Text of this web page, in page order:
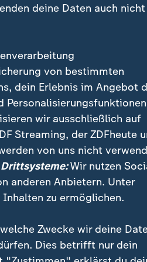
pro-kurdischen Partei HDP
Parteichefs
Ermittlungen erfolgt
deine Daten auch nicht
von bestimmten
dein Erlebnis im Angebot
Personalisierungsfunktionen
wir ausschließlich auf
Streaming, der ZDFheute
von uns nicht
Drittsysteme:Wir nutzen
anderen Anbietern. Unter
zu ermöglichen.
Zwecke wir deine
Dies betrifft nur dein